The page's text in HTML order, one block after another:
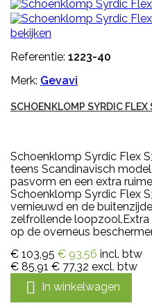
bekijken
Referentie: 1223-40
Merk: Gevavi
SCHOENKLOMP SYRDIC
Schoenklomp Syrdic Flex
teens Scandinavisch
pasvorm en een extra
Schoenklomp Syrdic Flex
vernieuwd en de
zelfrollende
op de overneus
€ 103,95 € 93,56 incl. btw
€ 85,91 € 77,32 excl. btw
 In winkelwagen